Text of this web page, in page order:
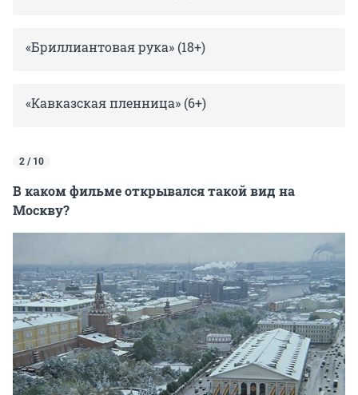
«Бриллиантовая рука» (18+)
«Кавказская пленница» (6+)
2 / 10
В каком фильме открывался такой вид на
Москву?